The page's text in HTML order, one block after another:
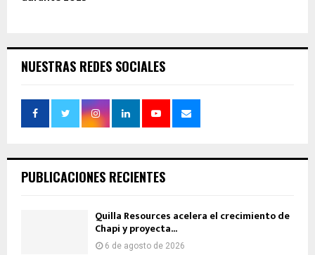
NUESTRAS REDES SOCIALES
PUBLICACIONES RECIENTES
Quilla Resources acelera el crecimiento de
Chapi y proyecta...
6 de agosto de 2026